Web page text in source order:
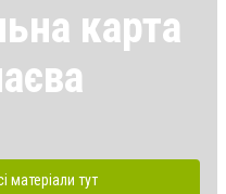
карта
матеріали тут